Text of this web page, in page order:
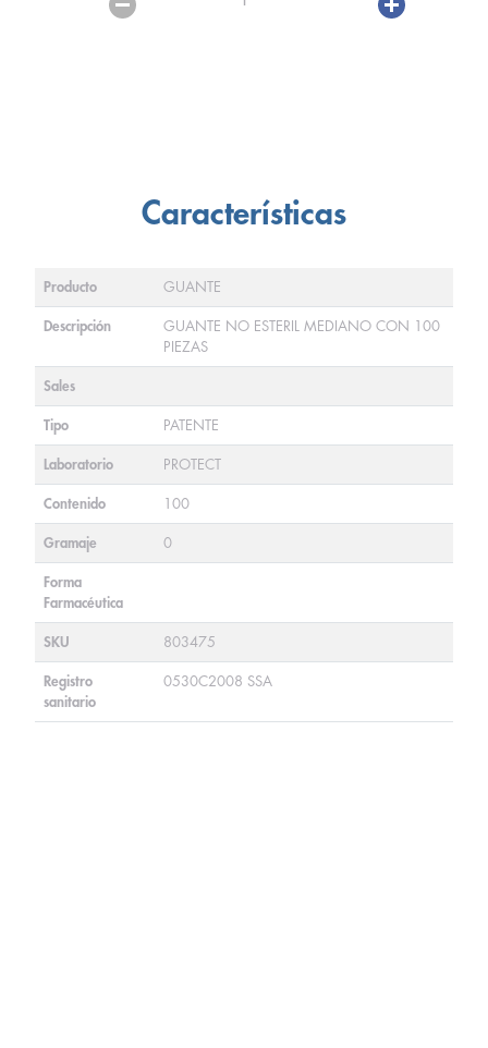
Características
Producto GUANTE
Descripción
GUANTE NO ESTERIL MEDIANO CON 100
PIEZAS
Sales
Tipo PATENTE
Laboratorio PROTECT
Contenido 100
Gramaje 0
Forma
Farmacéutica
SKU 803475
Registro
sanitario
0530C2008 SSA